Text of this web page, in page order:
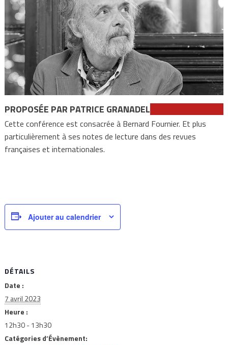
PROPOSÉE PAR PATRICE GRANADEL
Cette conférence est consacrée à Bernard Fournier. Et plus
particulièrement à ses notes de lecture dans des revues
françaises et internationales.
Ajouter au calendrier
DÉTAILS
Date :
7 avril 2023
Heure :
12h30 - 13h30
Catégories d’Évènement: